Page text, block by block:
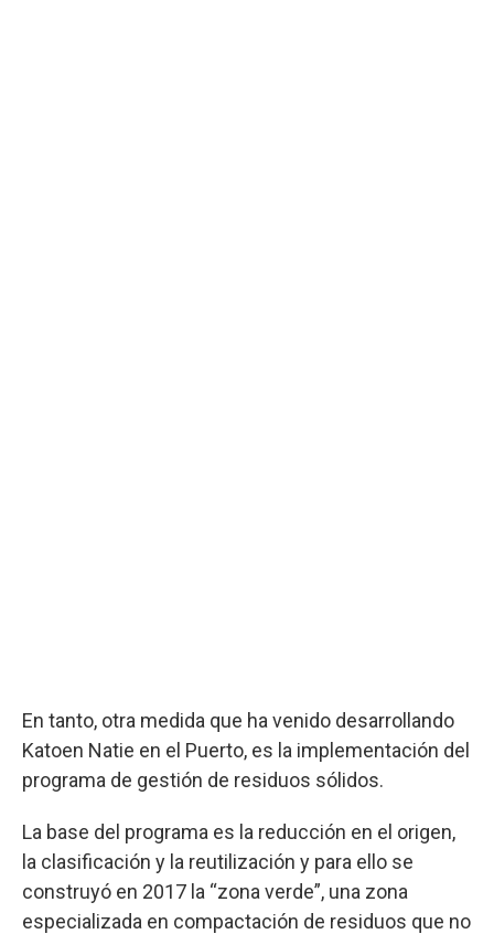
En tanto, otra medida que ha venido desarrollando
Katoen Natie en el Puerto, es la implementación del
programa de gestión de residuos sólidos.
La base del programa es la reducción en el origen,
la clasificación y la reutilización y para ello se
construyó en 2017 la “zona verde”, una zona
especializada en compactación de residuos que no